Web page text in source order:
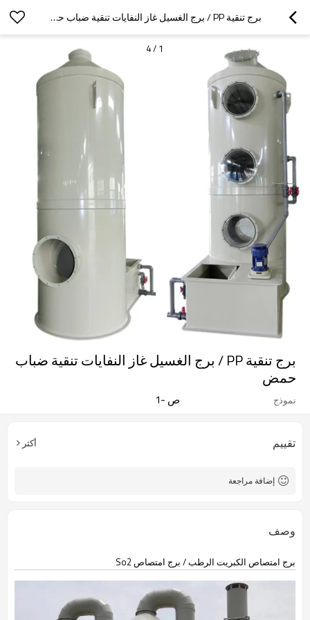
برج تنقية PP / برج الغسيل غاز النفايات تنقية ضباب حمض
1
/
4
برج تنقية PP / برج الغسيل غاز النفايات تنقية ضباب
حمض
نموذج ص -1
تقييم أكثر
إضافة مراجعة
وصف
برج امتصاص الكبريت الرطب / برج امتصاص So2